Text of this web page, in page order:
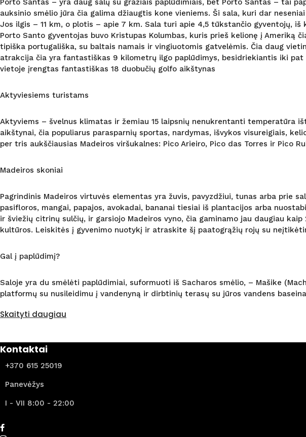
auksinio smėlio jūra čia galima džiaugtis kone vieniems. Ši sala, kuri dar
Jos ilgis – 11 km, o plotis – apie 7 km. Sala turi apie 4,5 tūkstančio gyventojų,
Porto Santo gyventojas buvo Kristupas Kolumbas, kuris prieš kelionę į
tipiška portugališka, su baltais namais ir vingiuotomis gatvelėmis. Čia daug
atrakcija čia yra fantastiškas 9 kilometrų ilgo paplūdimys, besidriekiantis iki
vietoje įrengtas fantastiškas 18 duobučių golfo aikštynas
Aktyviesiems turistams
Aktyviems – švelnus klimatas ir žemiau 15 laipsnių nenukrentanti temperatūra
aikštynai, čia populiarus parasparnių sportas, nardymas, išvykos visureigiais,
per tris aukščiausias Madeiros viršukalnes: Pico Arieiro, Pico das Torres ir Pico
Madeiros skoniai
Pagrindinis Madeiros virtuvės elementas yra žuvis, pavyzdžiui, tunas arba prie
pasifloros, mangai, papajos, avokadai, bananai tiesiai iš plantacijos arba
ir šviežių citrinų sulčių, ir garsiojo Madeiros vyno, čia gaminamo jau daugiau
kultūros. Leiskitės į gyvenimo nuotykį ir atraskite šį paatogrąžių rojų su
Gal į paplūdimį?
Saloje yra du smėlėti paplūdimiai, suformuoti iš Sacharos smėlio, – Mašike
platformų su nusileidimu į vandenyną ir dirbtinių terasų su jūros vandens
Skaityti daugiau
Kontaktai
+370 615 25019
Panevėžys
I - VII 8:00 - 22:00